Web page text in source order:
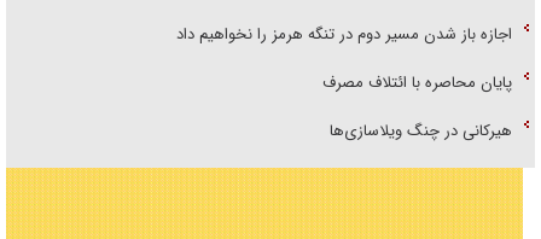
اجازه باز شدن مسیر دوم در تنگه هرمز را نخواهیم داد
پایان محاصره با ائتلاف مصرف
هیرکانی در چنگ ویلاسازی‌ها